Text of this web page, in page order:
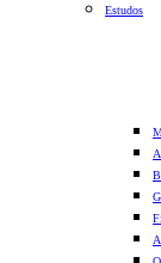
Estudos